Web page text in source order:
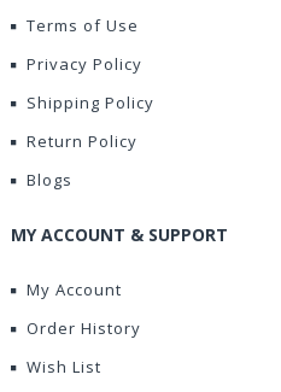
Terms of Use
Privacy Policy
Shipping Policy
Return Policy
Blogs
MY ACCOUNT & SUPPORT
My Account
Order History
Wish List